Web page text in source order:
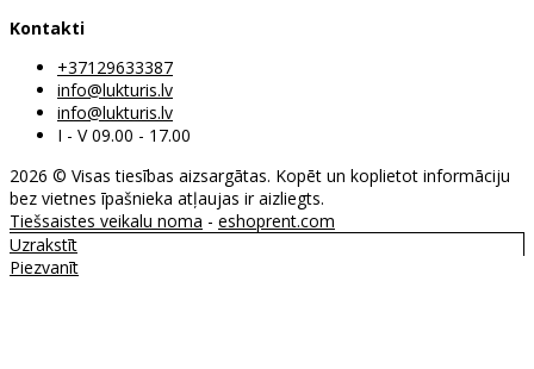
Kontakti
+37129633387
info@lukturis.lv
info@lukturis.lv
I - V 09.00 - 17.00
2026 © Visas tiesības aizsargātas. Kopēt un koplietot informāciju
bez vietnes īpašnieka atļaujas ir aizliegts.
Tiešsaistes veikalu noma - eshoprent.com
Uzrakstīt
Piezvanīt